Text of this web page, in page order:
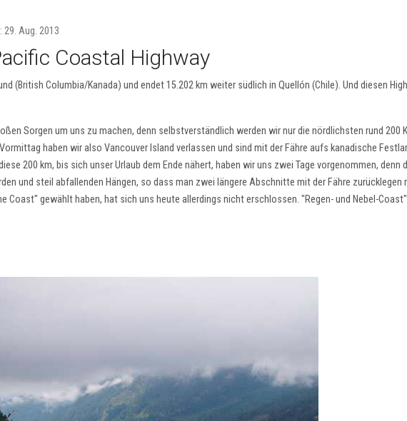
Aug. 2013
Coastal Highway
(British Columbia/Kanada) und endet 15.202 km weiter südlich in Quellón (Chile). Und diesen
Sorgen um uns zu machen, denn selbstverständlich werden wir nur die nördlichsten rund 200
haben wir also Vancouver Island verlassen und sind mit der Fähre aufs kanadische
200 km, bis sich unser Urlaub dem Ende nähert, haben wir uns zwei Tage vorgenommen, denn
und steil abfallenden Hängen, so dass man zwei längere Abschnitte mit der Fähre zurücklegen
Coast" gewählt haben, hat sich uns heute allerdings nicht erschlossen. "Regen- und Nebel-